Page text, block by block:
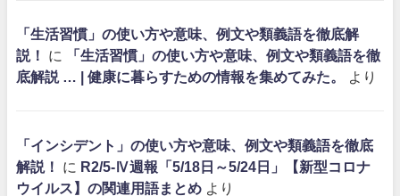
「生活習慣」の使い方や意味、例文や類義語を徹底解
説！
に
「生活習慣」の使い方や意味、例文や類義語を徹
底解説 … | 健康に暮らすための情報を集めてみた。
より
「インシデント」の使い方や意味、例文や類義語を徹底
解説！
に R2/5-Ⅳ週報「5/18日～5/24日」【新型コロナ
ウイルス】の関連用語まとめ より